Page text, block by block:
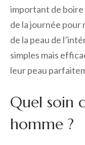
important de boire
de la journée
de la peau de
simples mais
leur peau
Quel soin
homme ?